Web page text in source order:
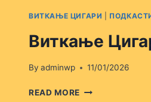
ВИТКАЊЕ ЦИГАРИ
Виткање
By adminwp 11/01/2026
READ MORE ВИТКАЊЕ